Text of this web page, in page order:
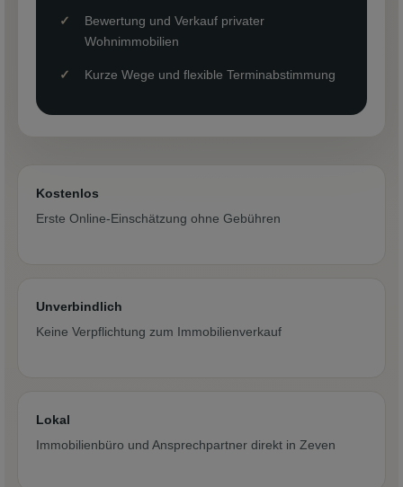
Bewertung und Verkauf privater
Wohnimmobilien
Kurze Wege und flexible Terminabstimmung
Kostenlos
Erste Online-Einschätzung ohne Gebühren
Unverbindlich
Keine Verpflichtung zum Immobilienverkauf
Lokal
Immobilienbüro und Ansprechpartner direkt in Zeven